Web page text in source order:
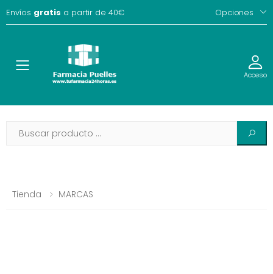
Envíos gratis a partir de 40€ Opciones
Toggle Acceso
Tienda MARCAS